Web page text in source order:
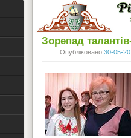
Зорепад
Опубліковано 30-05-